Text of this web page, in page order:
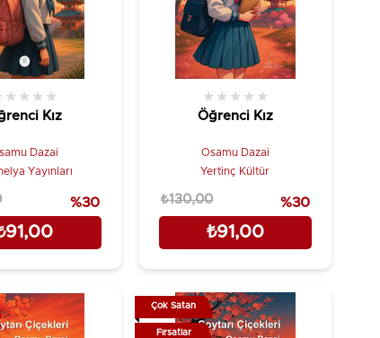
Kız
★ ★ ★ ★
Dazai
Yayınları
%30
Öğrenci Kız
★ ★ ★ ★ ★
Osamu Dazai
Yertinç Kültür
₺91,00
₺130,00 %30
Çok Satan
Fırsatlar